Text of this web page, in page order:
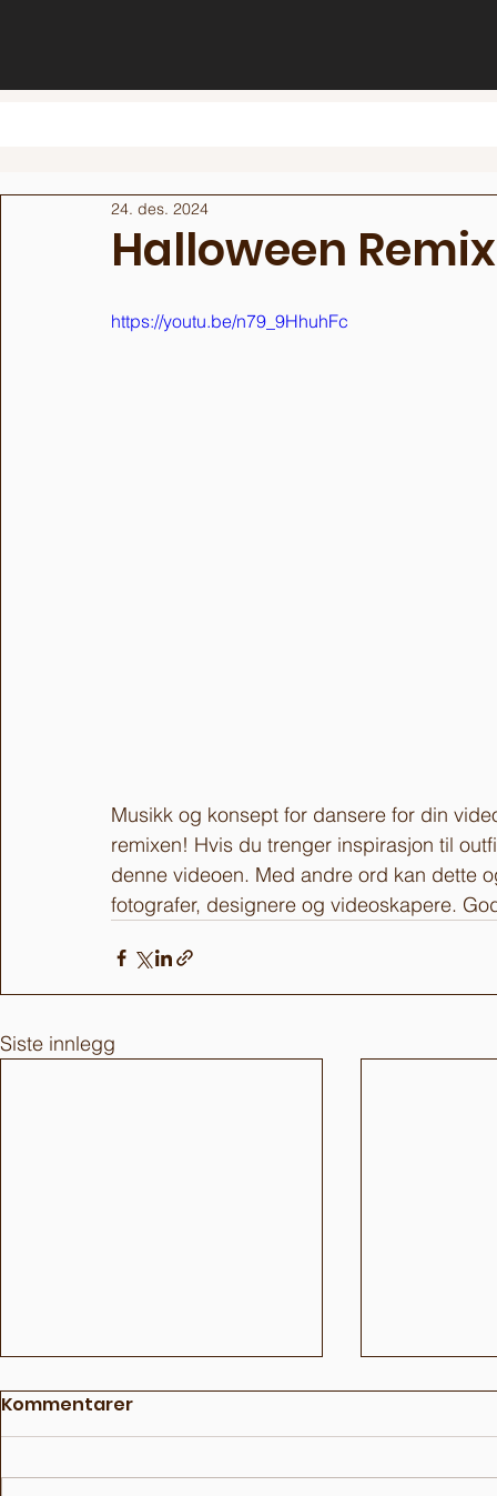
Halloween Remix
24. des. 2024
https://youtu.be/n79_9HhuhFc
Musikk og konsept for dansere for din
remixen! Hvis du trenger inspirasjon til
denne videoen. Med andre ord kan dette
fotografer, designere og videoskapere.
Siste innlegg
Kommentarer